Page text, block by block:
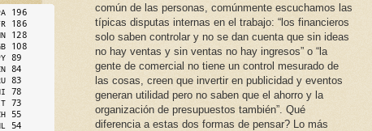
común de las personas, comúnmente escuchamos las
típicas disputas internas en el trabajo: “los financieros
solo saben controlar y no se dan cuenta que sin ideas
no hay ventas y sin ventas no hay ingresos” o “la
gente de comercial no tiene un control mesurado de
las cosas, creen que invertir en publicidad y eventos
generan utilidad pero no saben que el ahorro y la
organización de presupuestos también”. Qué
diferencia a estas dos formas de pensar? Lo más